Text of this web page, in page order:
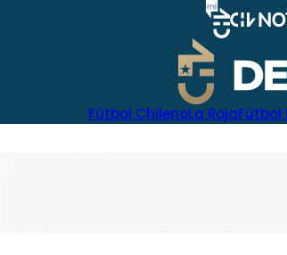
Fútbol ChilenoLa RojaFútbol